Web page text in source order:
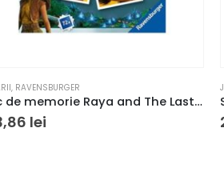
, RAVENSBURGER
Joc de memorie Raya and The Last Dragon
lei